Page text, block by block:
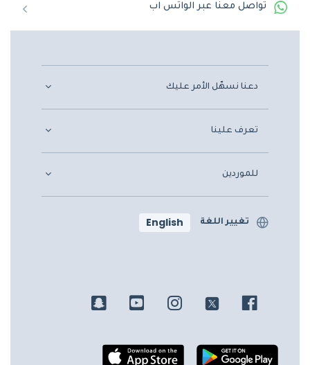
تواصل معنا عبر الواتس اب
دعنا نسهّل الأمر عليك
تعرف علينا
للموردين
تغيير اللغة English